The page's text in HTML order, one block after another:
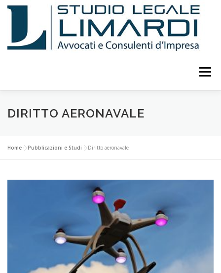
Passa
Menu
LO STUDIO ATTIVITÀ CURRICULUM
PUBBLICAZIONI E STUDI EVENTI E CONFERENZE
COLLABORATORI
DIRITTO AERONAVALE
Home »Pubblicazioni e Studi »Diritto aeronavale